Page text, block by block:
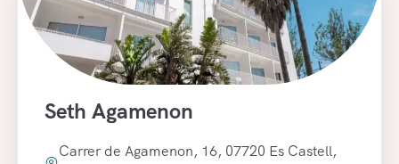
Seth Agamenon
Carrer de Agamenon, 16, 07720 Es Castell,